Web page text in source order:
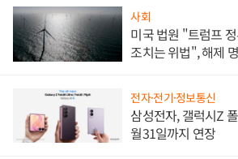
사회
미국 법원 "트럼프
조치는 위법", 해제
전자·전기·정보통신
삼성전자, 갤럭시Z
월31일까지 연장